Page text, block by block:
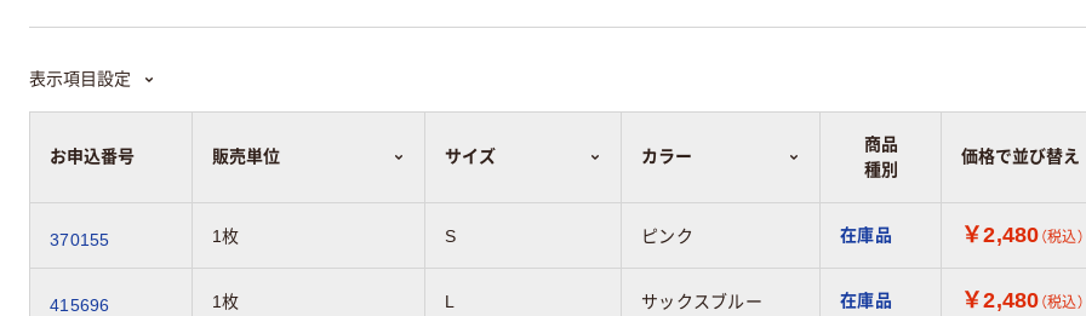
表示項目設定
お申込番号 販売単位 サイズ カラー
商品
種別
価格で並び替え
370155 1枚 S ピンク 在庫品 ￥2,480 （税込）
415696 1枚 L サックスブルー 在庫品 ￥2,480 （税込）